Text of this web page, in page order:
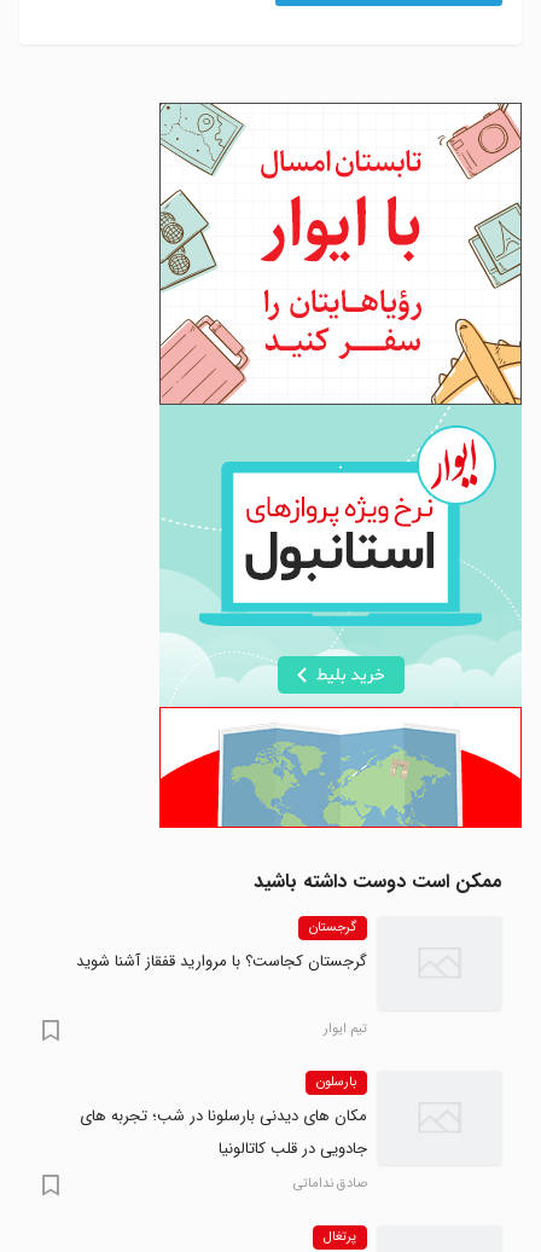
ممکن است دوست داشته باشید
گرجستان
گرجستان کجاست؟ با مروارید قفقاز آشنا شوید
تیم ایوار
بارسلون
مکان های دیدنی بارسلونا در شب؛ تجربه های
جادویی در قلب کاتالونیا
صادق نداماتی
پرتغال